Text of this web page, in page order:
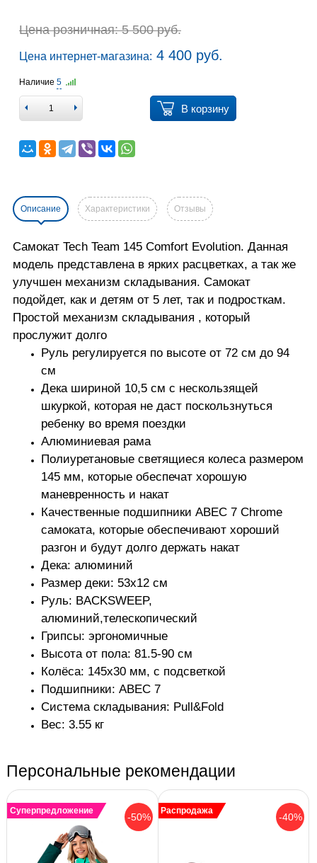
Цена розничная: 5 500 руб.
Цена интернет-магазина: 4 400 руб.
Наличие 5
В корзину
Описание Характеристики Отзывы
Самокат Tech Team 145 Comfort Evolution. Данная
модель представлена в ярких расцветках, а так же
улучшен механизм складывания. Самокат
подойдет, как и детям от 5 лет, так и подросткам.
Простой механизм складывания , который
прослужит долго
Руль регулируется по высоте от 72 см до 94
см
Дека шириной 10,5 см с нескользящей
шкуркой, которая не даст поскользнуться
ребенку во время поездки
Алюминиевая рама
Полиуретановые cветящиеся колеса размером
145 мм, которые обеспечат хорошую
маневренность и накат
Качественные подшипники ABEC 7 Chrome
самоката, которые обеспечивают хороший
разгон и будут долго держать накат
Дека: алюминий
Размер деки: 53х12 см
Руль: BACKSWEEP,
алюминий,телескопический
Грипсы: эргономичные
Высота от пола: 81.5-90 см
Колёса: 145х30 мм, с подсветкой
Подшипники: ABEC 7
Система складывания: Pull&Fold
Вес: 3.55 кг
Персональные рекомендации
-50%
Суперпредложение
-40%
Распродажа